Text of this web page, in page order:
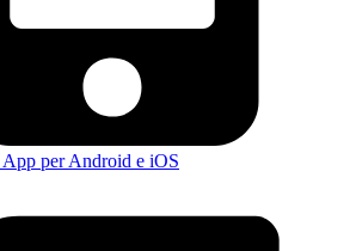
App per Android e iOS